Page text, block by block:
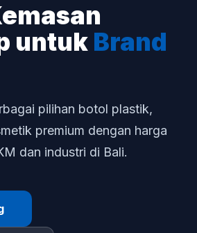
untuk Brand
pilihan botol plastik,
premium dengan harga
dan industri di Bali.